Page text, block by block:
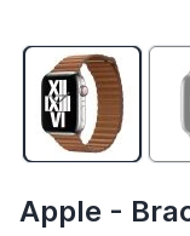
Apple -